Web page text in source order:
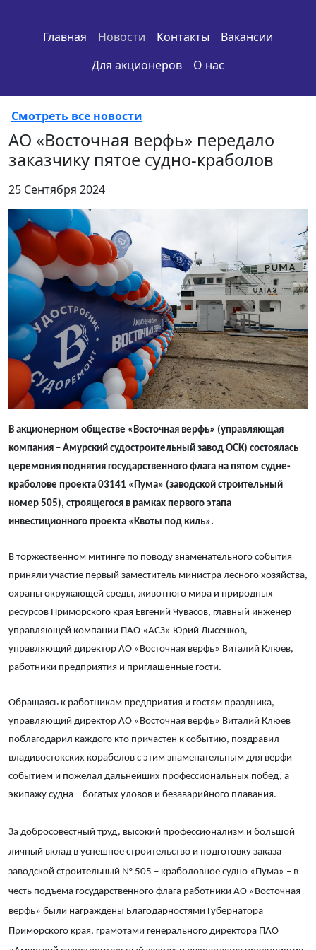
Главная Новости Контакты
Вакансии
Для акционеров
О нас
Смотреть все новости
АО «Восточная верфь» передало
заказчику пятое судно-краболов
25 Сентября 2024
В акционерном обществе «Восточная верфь» (управляющая
компания – Амурский судостроительный завод ОСК) состоялась
церемония поднятия государственного флага на пятом судне-
краболове проекта 03141 «Пума» (заводской строительный
номер 505), строящегося в рамках первого этапа
инвестиционного проекта «Квоты под киль».
В торжественном митинге по поводу знаменательного события
приняли участие первый заместитель министра лесного хозяйства,
охраны окружающей среды, животного мира и природных
ресурсов Приморского края Евгений Чувасов, главный инженер
управляющей компании ПАО «АСЗ» Юрий Лысенков,
управляющий директор АО «Восточная верфь» Виталий Клюев,
работники предприятия и приглашенные гости.
Обращаясь к работникам предприятия и гостям праздника,
управляющий директор АО «Восточная верфь» Виталий Клюев
поблагодарил каждого кто причастен к событию, поздравил
владивостокских корабелов с этим знаменательным для верфи
событием и пожелал дальнейших профессиональных побед, а
экипажу судна – богатых уловов и безаварийного плавания.
За добросовестный труд, высокий профессионализм и большой
личный вклад в успешное строительство и подготовку заказа
заводской строительный № 505 – краболовное судно «Пума» – в
честь подъема государственного флага работники АО «Восточная
верфь» были награждены Благодарностями Губернатора
Приморского края, грамотами генерального директора ПАО